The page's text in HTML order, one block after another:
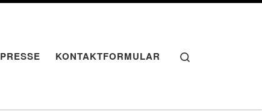
PRESSE KONTAKTFORMULAR